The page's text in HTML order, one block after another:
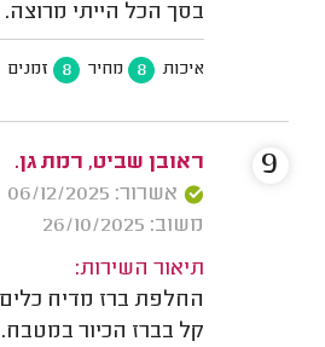
בסך הכל הייתי מרוצה.
איכות 8 מחיר 8 זמנים
ראובן שביט, רמת גן.
אשרור: 06/12/2025
משוב: 26/10/2025
תיאור השירות:
החלפת ברז מדיח כלים
קל בברז הכיור במטבח.
9